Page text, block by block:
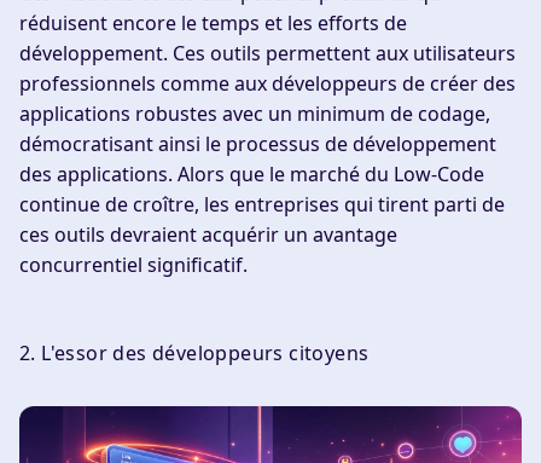
réduisent encore le temps et les efforts de
développement. Ces outils permettent aux utilisateurs
professionnels comme aux développeurs de créer des
applications robustes avec un minimum de codage,
démocratisant ainsi le processus de développement
des applications. Alors que le marché du Low-Code
continue de croître, les entreprises qui tirent parti de
ces outils devraient acquérir un avantage
concurrentiel significatif.
2. L'essor des développeurs citoyens